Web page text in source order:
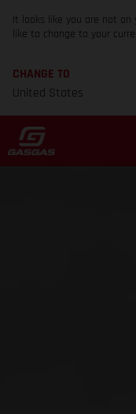
It looks like you are not on
like to change to your
CHANGE TO
United States